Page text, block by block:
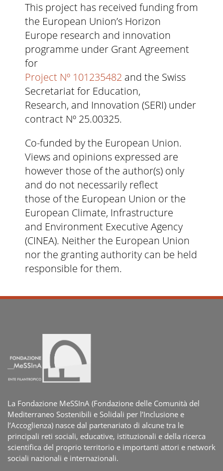
This project has received funding from
the European Union’s Horizon
Europe research and innovation
programme under Grant Agreement
for
Project Nº 101235482 and the Swiss
Secretariat for Education,
Research, and Innovation (SERI) under
contract Nº 25.00325.
Co-funded by the European Union.
Views and opinions expressed are
however those of the author(s) only
and do not necessarily reflect
those of the European Union or the
European Climate, Infrastructure
and Environment Executive Agency
(CINEA). Neither the European Union
nor the granting authority can be held
responsible for them.
La Fondazione MeSSInA (Fondazione delle Comunità del
Mediterraneo Sostenibili e Solidali per l’Inclusione e
l’Accoglienza) nasce dal partenariato di alcune tra le
principali reti sociali, educative, istituzionali e della ricerca
scientifica del proprio territorio e importanti attori e network
sociali nazionali e internazionali.